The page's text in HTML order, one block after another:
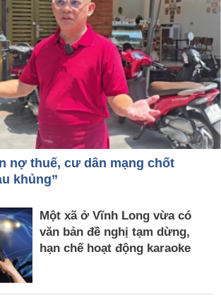
nợ thuế, cư dân mạng chốt
khủng”
Một xã ở Vĩnh Long vừa có
văn bản đề nghị tạm dừng,
hạn chế hoạt động karaoke